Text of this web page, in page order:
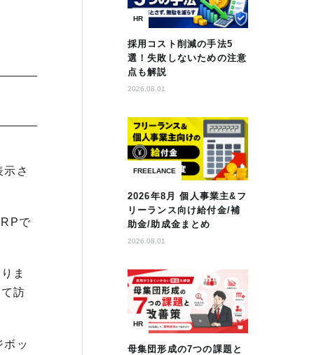
さ
で
ま
訪
ッ
HR
採用コスト削減の手法5
選！失敗しないための注意
点も解説
2026.08.01
FREELANCE
2026年8月 個人事業主&フ
リーランス向け給付金/補
助金/助成金まとめ
2026.08.01
HR
母集団形成の7つの課題と